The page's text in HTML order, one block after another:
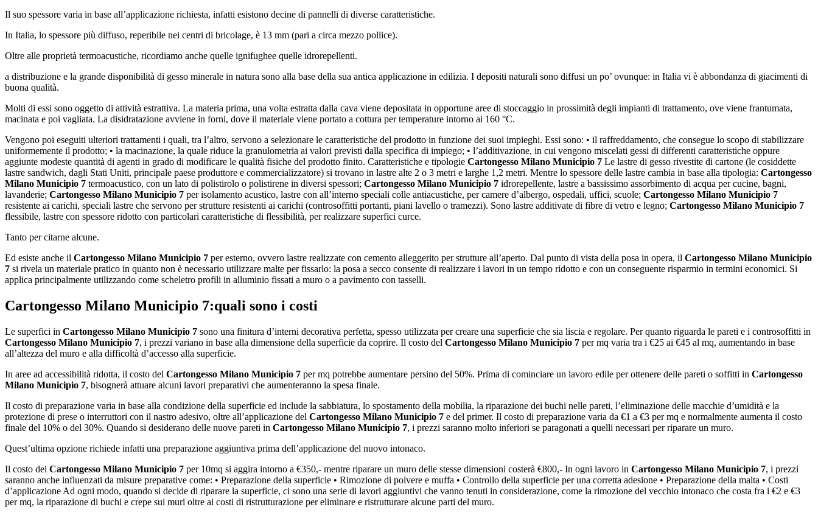
Il suo spessore varia in base all’applicazione richiesta, infatti esistono decine di pannelli di diverse caratteristiche.
In Italia, lo spessore più diffuso, reperibile nei centri di bricolage, è 13 mm (pari a circa mezzo pollice).
Oltre alle proprietà termoacustiche, ricordiamo anche quelle ignifughee quelle idrorepellenti.
a distribuzione e la grande disponibilità di gesso minerale in natura sono alla base della sua antica applicazione in edilizia. I depositi naturali sono diffusi un po’ ovunque: in Italia vi è abbondanza di giacimenti di
buona qualità.
Molti di essi sono oggetto di attività estrattiva. La materia prima, una volta estratta dalla cava viene depositata in opportune aree di stoccaggio in prossimità degli impianti di trattamento, ove viene frantumata,
macinata e poi vagliata. La disidratazione avviene in forni, dove il materiale viene portato a cottura per temperature intorno ai 160 °C.
Vengono poi eseguiti ulteriori trattamenti i quali, tra l’altro, servono a selezionare le caratteristiche del prodotto in funzione dei suoi impieghi. Essi sono: • il raffreddamento, che consegue lo scopo di stabilizzare
uniformemente il prodotto; • la macinazione, la quale riduce la granulometria ai valori previsti dalla specifica di impiego; • l’additivazione, in cui vengono miscelati gessi di differenti caratteristiche oppure
aggiunte modeste quantità di agenti in grado di modificare le qualità fisiche del prodotto finito. Caratteristiche e tipologie Cartongesso Milano Municipio 7 Le lastre di gesso rivestite di cartone (le cosiddette
lastre sandwich, dagli Stati Uniti, principale paese produttore e commercializzatore) si trovano in lastre alte 2 o 3 metri e larghe 1,2 metri. Mentre lo spessore delle lastre cambia in base alla tipologia: Cartongesso
Milano Municipio 7 termoacustico, con un lato di polistirolo o polistirene in diversi spessori; Cartongesso Milano Municipio 7 idrorepellente, lastre a bassissimo assorbimento di acqua per cucine, bagni,
lavanderie; Cartongesso Milano Municipio 7 per isolamento acustico, lastre con all’interno speciali colle antiacustiche, per camere d’albergo, ospedali, uffici, scuole; Cartongesso Milano Municipio 7
resistente ai carichi, speciali lastre che servono per strutture resistenti ai carichi (controsoffitti portanti, piani lavello o tramezzi). Sono lastre additivate di fibre di vetro e legno; Cartongesso Milano Municipio 7
flessibile, lastre con spessore ridotto con particolari caratteristiche di flessibilità, per realizzare superfici curce.
Tanto per citarne alcune.
Ed esiste anche il Cartongesso Milano Municipio 7 per esterno, ovvero lastre realizzate con cemento alleggerito per strutture all’aperto. Dal punto di vista della posa in opera, il Cartongesso Milano Municipio
7 si rivela un materiale pratico in quanto non è necessario utilizzare malte per fissarlo: la posa a secco consente di realizzare i lavori in un tempo ridotto e con un conseguente risparmio in termini economici. Si
applica principalmente utilizzando come scheletro profili in alluminio fissati a muro o a pavimento con tasselli.
Cartongesso Milano Municipio 7:quali sono i costi
Le superfici in Cartongesso Milano Municipio 7 sono una finitura d’interni decorativa perfetta, spesso utilizzata per creare una superficie che sia liscia e regolare. Per quanto riguarda le pareti e i controsoffitti in
Cartongesso Milano Municipio 7, i prezzi variano in base alla dimensione della superficie da coprire. Il costo del Cartongesso Milano Municipio 7 per mq varia tra i €25 ai €45 al mq, aumentando in base
all’altezza del muro e alla difficoltà d’accesso alla superficie.
In aree ad accessibilità ridotta, il costo del Cartongesso Milano Municipio 7 per mq potrebbe aumentare persino del 50%. Prima di cominciare un lavoro edile per ottenere delle pareti o soffitti in Cartongesso
Milano Municipio 7, bisognerà attuare alcuni lavori preparativi che aumenteranno la spesa finale.
Il costo di preparazione varia in base alla condizione della superficie ed include la sabbiatura, lo spostamento della mobilia, la riparazione dei buchi nelle pareti, l’eliminazione delle macchie d’umidità e la
protezione di prese o interruttori con il nastro adesivo, oltre all’applicazione del Cartongesso Milano Municipio 7 e del primer. Il costo di preparazione varia da €1 a €3 per mq e normalmente aumenta il costo
finale del 10% o del 30%. Quando si desiderano delle nuove pareti in Cartongesso Milano Municipio 7, i prezzi saranno molto inferiori se paragonati a quelli necessari per riparare un muro.
Quest’ultima opzione richiede infatti una preparazione aggiuntiva prima dell’applicazione del nuovo intonaco.
Il costo del Cartongesso Milano Municipio 7 per 10mq si aggira intorno a €350,- mentre riparare un muro delle stesse dimensioni costerà €800,- In ogni lavoro in Cartongesso Milano Municipio 7, i prezzi
saranno anche influenzati da misure preparative come: • Preparazione della superficie • Rimozione di polvere e muffa • Controllo della superficie per una corretta adesione • Preparazione della malta • Costi
d’applicazione Ad ogni modo, quando si decide di riparare la superficie, ci sono una serie di lavori aggiuntivi che vanno tenuti in considerazione, come la rimozione del vecchio intonaco che costa fra i €2 e €3
per mq, la riparazione di buchi e crepe sui muri oltre ai costi di ristrutturazione per eliminare e ristrutturare alcune parti del muro.